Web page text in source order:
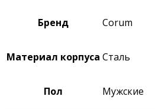
Бренд Corum
Материал корпуса Сталь
Пол Мужские